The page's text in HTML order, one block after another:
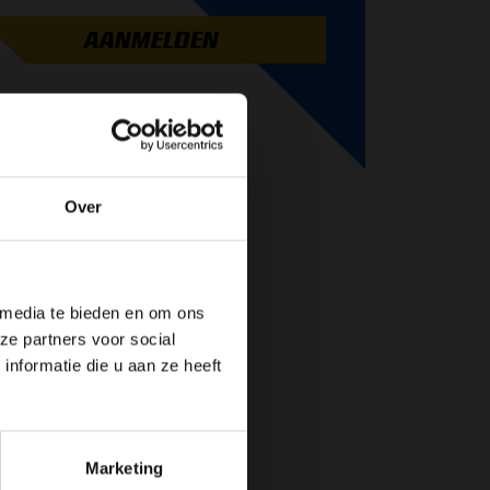
Over
te bieden en om ons
partners voor social
die u aan ze heeft
Marketing
AANMELDEN